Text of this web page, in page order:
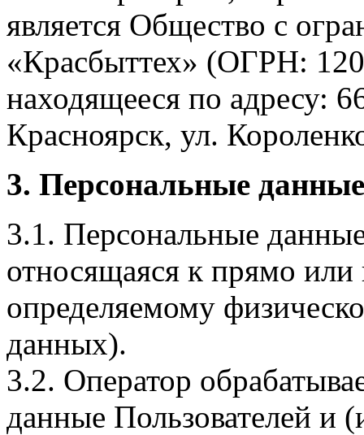
является Общество с
«Красбыттех» (ОГРН:
находящееся по адресу:
Красноярск, ул.
3. Персональные
3.1. Персональные
относящаяся к прямо
определяемому
данных).
3.2. Оператор
данные Пользователей и